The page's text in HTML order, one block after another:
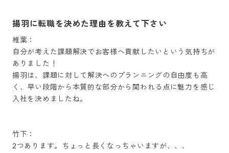
揚羽に転職を決めた理由を教えて下さい
椎葉：
自分が考えた課題解決でお客様へ貢献したいという気持ちが
ありました！
揚羽は、課題に対して解決へのプランニングの自由度も高
く、早い段階から本質的な部分から関われる点に魅力を感じ
入社を決めましたね。
竹下：
2つあります。ちょっと長くなっちゃいますが、、、